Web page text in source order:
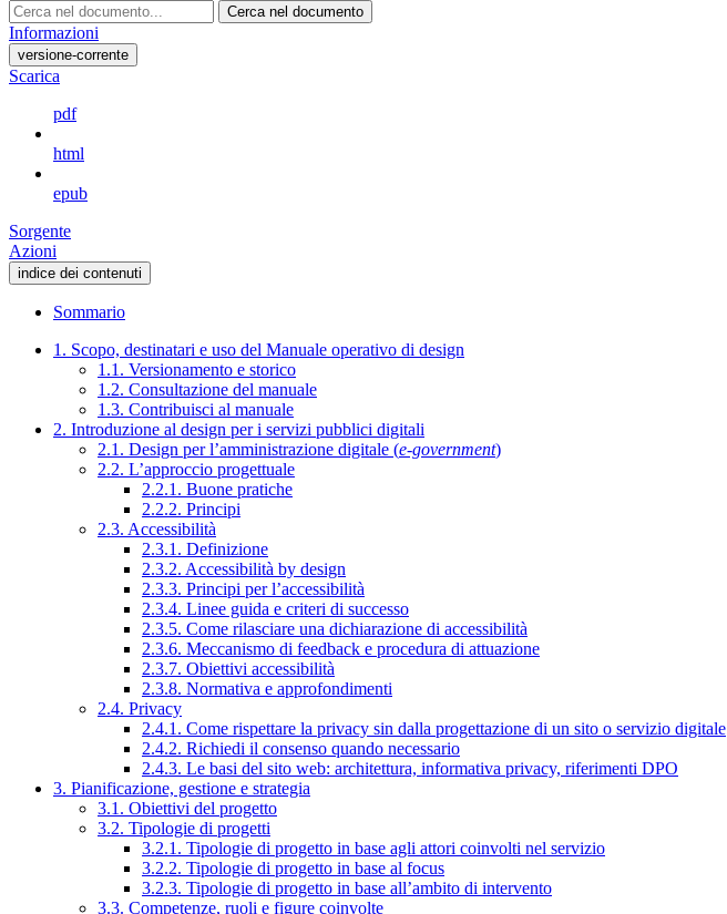
Cerca nel documento
Informazioni
versione-corrente
Scarica
pdf
html
epub
Sorgente
Azioni
indice dei contenuti
Sommario
1. Scopo, destinatari e uso del Manuale operativo di design
1.1. Versionamento e storico
1.2. Consultazione del manuale
1.3. Contribuisci al manuale
2. Introduzione al design per i servizi pubblici digitali
2.1. Design per l’amministrazione digitale (e-government)
2.2. L’approccio progettuale
2.2.1. Buone pratiche
2.2.2. Principi
2.3. Accessibilità
2.3.1. Definizione
2.3.2. Accessibilità by design
2.3.3. Principi per l’accessibilità
2.3.4. Linee guida e criteri di successo
2.3.5. Come rilasciare una dichiarazione di accessibilità
2.3.6. Meccanismo di feedback e procedura di attuazione
2.3.7. Obiettivi accessibilità
2.3.8. Normativa e approfondimenti
2.4. Privacy
2.4.1. Come rispettare la privacy sin dalla progettazione di un sito o servizio digitale
2.4.2. Richiedi il consenso quando necessario
2.4.3. Le basi del sito web: architettura, informativa privacy, riferimenti DPO
3. Pianificazione, gestione e strategia
3.1. Obiettivi del progetto
3.2. Tipologie di progetti
3.2.1. Tipologie di progetto in base agli attori coinvolti nel servizio
3.2.2. Tipologie di progetto in base al focus
3.2.3. Tipologie di progetto in base all’ambito di intervento
3.3. Competenze, ruoli e figure coinvolte